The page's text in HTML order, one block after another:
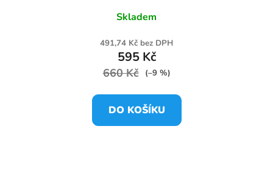
Skladem
491,74 Kč bez DPH
595 Kč
660 Kč (–9 %)
DO KOŠÍKU